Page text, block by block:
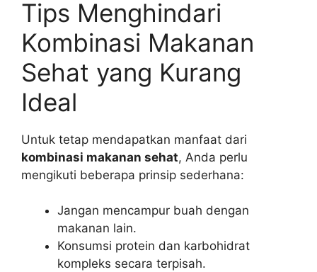
Tips Menghindari
Kombinasi Makanan
Sehat yang Kurang
Ideal
Untuk tetap mendapatkan manfaat dari
kombinasi makanan sehat, Anda perlu
mengikuti beberapa prinsip sederhana:
Jangan mencampur buah dengan
makanan lain.
Konsumsi protein dan karbohidrat
kompleks secara terpisah.